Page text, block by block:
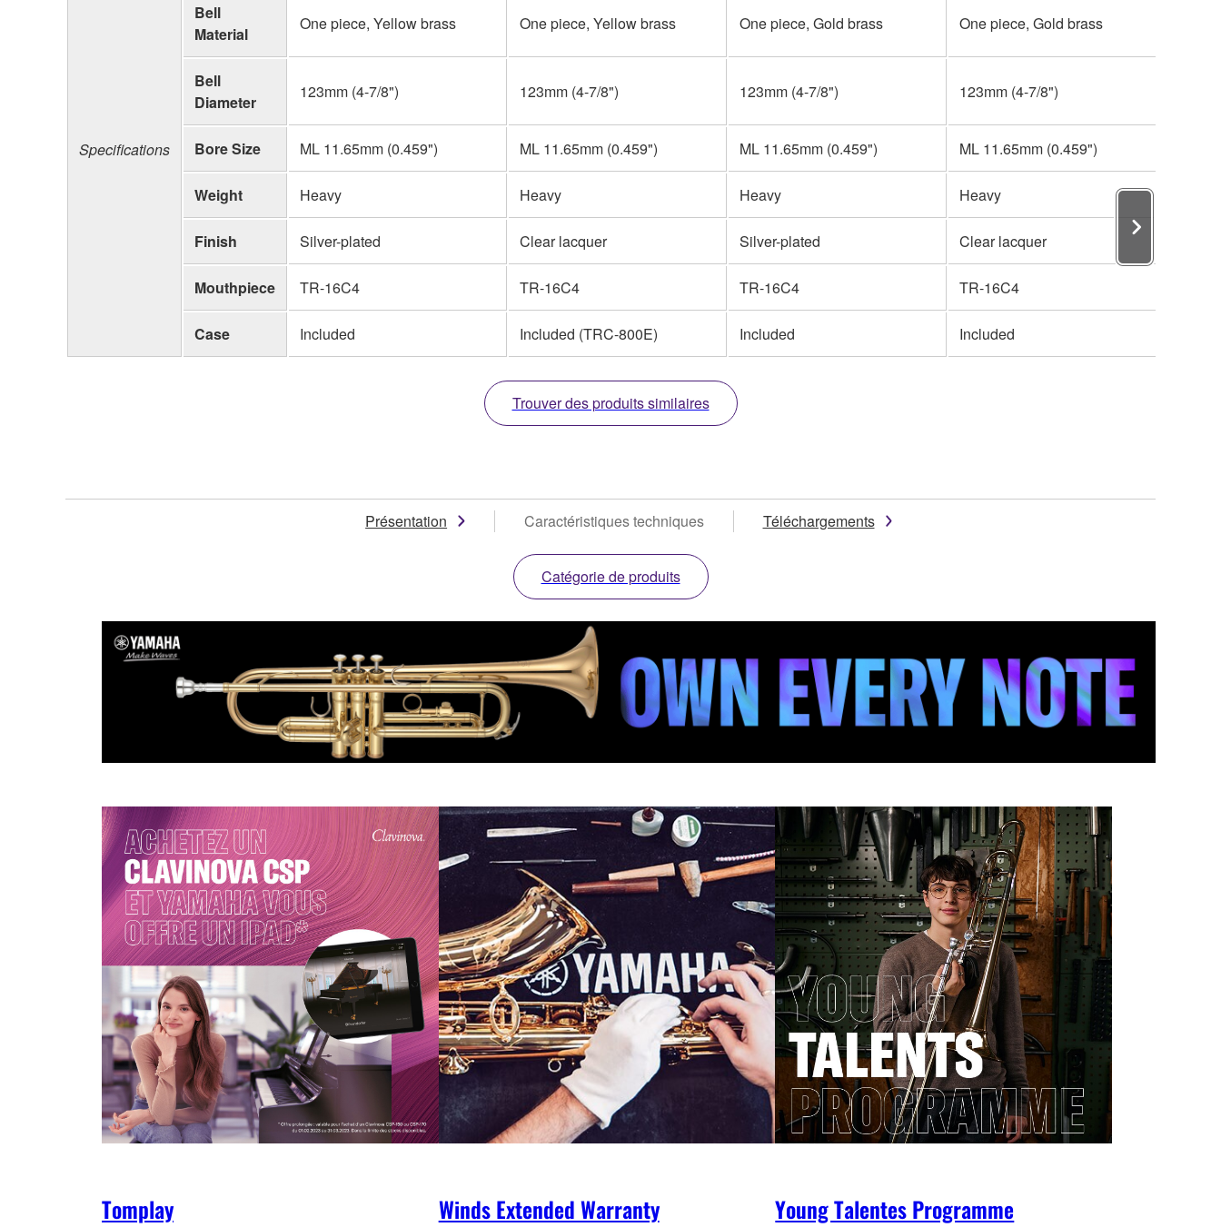
Specifications
Bell
Material
One piece, Yellow brass One piece, Yellow brass One piece, Gold brass One piece, Gold brass
Bell
Diameter
123mm (4-7/8") 123mm (4-7/8") 123mm (4-7/8") 123mm (4-7/8")
Bore Size ML 11.65mm (0.459") ML 11.65mm (0.459") ML 11.65mm (0.459") ML 11.65mm (0.459")
Weight Heavy Heavy Heavy Heavy
Finish Silver-plated Clear lacquer Silver-plated Clear lacquer
Mouthpiece TR-16C4 TR-16C4 TR-16C4 TR-16C4
Case Included Included (TRC-800E) Included Included
Trouver des produits similaires
Présentation Caractéristiques techniques Téléchargements
Catégorie de produits
Tomplay Winds Extended Warranty Young Talentes Programme